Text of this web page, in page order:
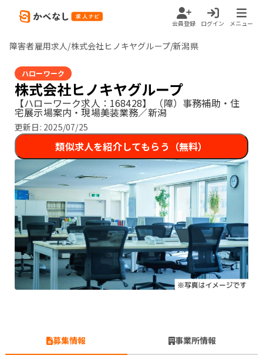
会員登録 ログイン メニュー
障害者雇用求人/株式会社ヒノキヤグループ/新潟県
ハローワーク
株式会社ヒノキヤグループ
【ハローワーク求人：168428】 （障）事務補助・住
宅展示場案内・現場美装業務／新潟
更新日: 2025/07/25
類似求人を紹介してもらう（無料）
募集情報 事業所情報